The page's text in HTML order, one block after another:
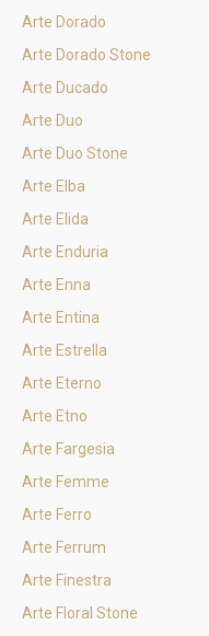
Arte Dorado
Arte Dorado Stone
Arte Ducado
Arte Duo
Arte Duo Stone
Arte Elba
Arte Elida
Arte Enduria
Arte Enna
Arte Entina
Arte Estrella
Arte Eterno
Arte Etno
Arte Fargesia
Arte Femme
Arte Ferro
Arte Ferrum
Arte Finestra
Arte Floral Stone